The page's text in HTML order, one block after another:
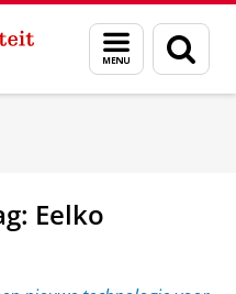
Menu
en
zoeken
Innovation Management &
Eelko